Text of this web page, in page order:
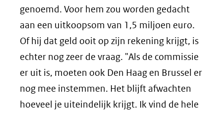
genoemd. Voor hem zou worden gedacht
aan een uitkoopsom van 1,5 miljoen euro.
Of hij dat geld ooit op zijn rekening krijgt, is
echter nog zeer de vraag. "Als de commissie
er uit is, moeten ook Den Haag en Brussel er
nog mee instemmen. Het blijft afwachten
hoeveel je uiteindelijk krijgt. Ik vind de hele